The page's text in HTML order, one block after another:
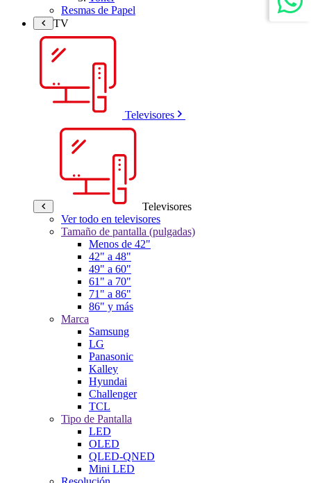
Resmas de Papel
TV
Televisores
Televisores
Ver todo en televisores
Tamaño de pantalla (pulgadas)
Menos de 42"
42" a 48"
49" a 60"
61" a 70"
71" a 86"
86" y más
Marca
Samsung
LG
Panasonic
Kalley
Hyundai
Challenger
TCL
Tipo de Pantalla
LED
OLED
QLED-QNED
Mini LED